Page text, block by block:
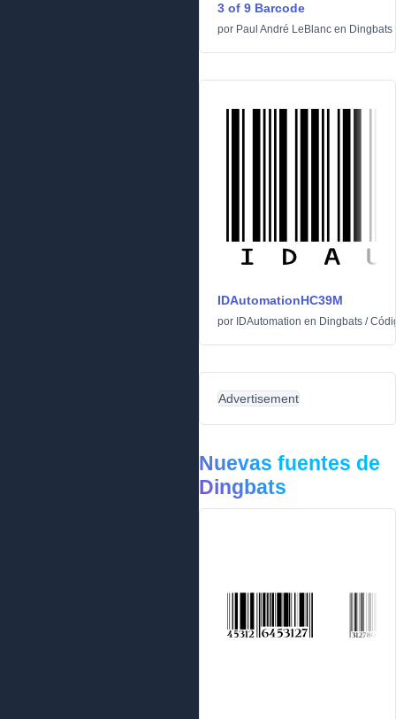
3 of 9 Barcode
por Paul André LeBlanc en Dingbats
IDAutomationHC39M
por IDAutomation en Dingbats /
Advertisement
Nuevas fuentes de
Dingbats